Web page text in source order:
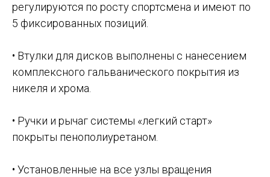
регулируются по росту спортсмена и имеют по
5 фиксированных позиций.
• Втулки для дисков выполнены с нанесением
комплексного гальванического покрытия из
никеля и хрома.
• Ручки и рычаг системы «легкий старт»
покрыты пенополиуретаном.
• Установленные на все узлы вращения